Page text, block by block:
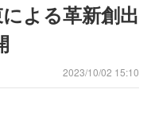
よる革新創出
2023/10/02 15:10